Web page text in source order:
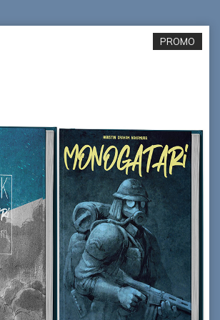
PROMO